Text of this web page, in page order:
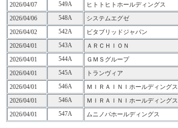
2026/04/07
549A ヒトトヒトホールディングス
2026/04/06
548A システムエグゼ
2026/04/02
542A ビタブリッドジャパン
2026/04/01
543A ＡＲＣＨＩＯＮ
2026/04/01
544A ＧＭＳグループ
2026/04/01
545A トランヴィア
2026/04/01
546A ＭＩＲＡＩＮＩホールディングス
2026/04/01
546A ＭＩＲＡＩＮＩホールディングス
2026/04/01
547A ムニノバホールディングス